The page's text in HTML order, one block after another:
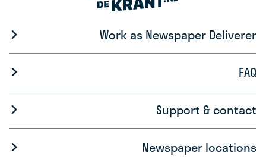
Work as Newspaper Deliverer
FAQ
Support & contact
Newspaper locations